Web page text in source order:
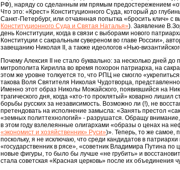
РФ), наряду со сделанным им прямым предостережением
Что это: «Крест» Конституционного Суда, который до
Санкт-Петербург, или отчаянная попытка «бросить клич» с
Конституционного Суда и Святая Наталья»). Заявление
день Конституции, когда в связи с выборами нового
Конституции с сакральным сувереном во главе России»,
завещанию Николая II, а также идеологов «Нью-
Почему Алексия II не стало буквально: за несколько дней
митрополита Кирилла во время похорон патриарха, на
этом же уровне толкуется то, что РПЦ не смогло
такова Воля Святителя Николая Чудотворца,
Именно этот образ Николы Можайского, появившийся на
трагического дня, когда «кто-то проклятый» коварно
борьбы русских за независимость. Возможно ли (!), не
претендовать на исполнение замысла: «Занять престол
«земных политтехнологий» - разрушатся. Обращу
в этом году взлелеянные олигархами «образы о ценах на
«экономист и хозяйственник» Руси»)». Теперь, то же самое,
поскольку, я не исключаю, что среди кандидатов в
«государственник в рясе», «советник Владимира Путина по
новые фигуры, то было бы лучше «не грубить» и
стала советская «Красная церковь» после их объединения